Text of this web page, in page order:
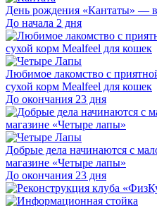
День рождения «Кантаты» —
До начала 2 дня
Любимое лакомство с
сухой корм Mealfeel для кошек
До окончания 23 дня
Добрые дела начинаются с
магазине «Четыре лапы»
До окончания 23 дня